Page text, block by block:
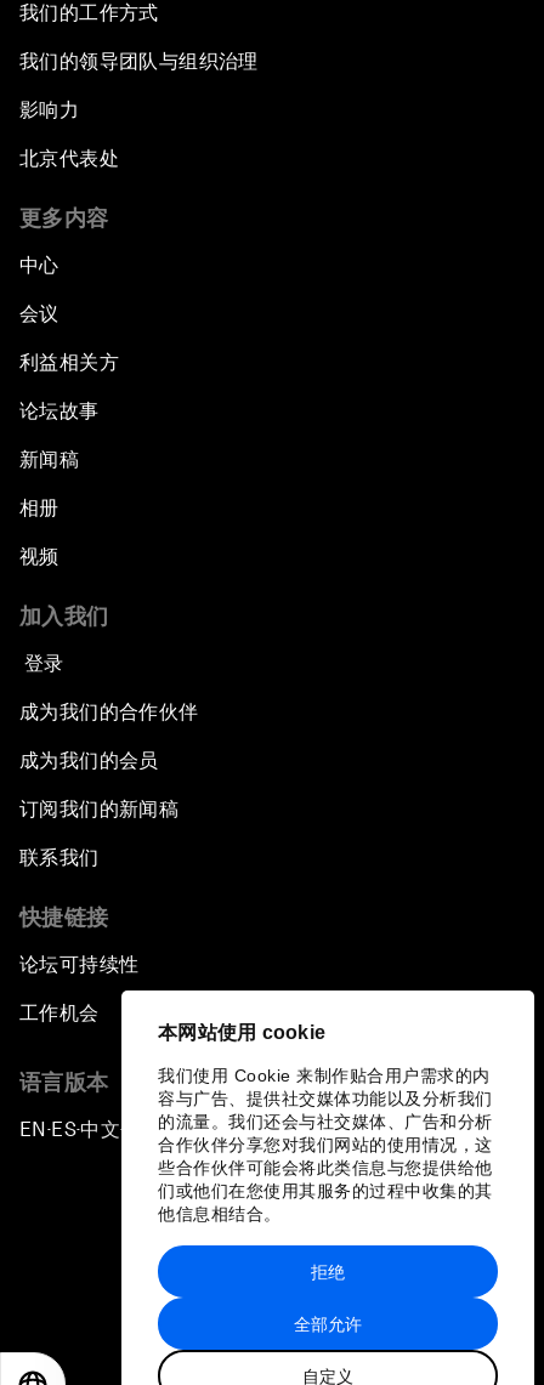
本网站使用 cookie
我们使用 Cookie 来制作贴合用户需求的内
容与广告、提供社交媒体功能以及分析我们
的流量。我们还会与社交媒体、广告和分析
合作伙伴分享您对我们网站的使用情况，这
些合作伙伴可能会将此类信息与您提供给他
们或他们在您使用其服务的过程中收集的其
他信息相结合。
全部允许
自定义
拒绝
我们的工作方式
我们的领导团队与组织治理
影响力
北京代表处
更多内容
中心
会议
利益相关方
论坛故事
新闻稿
相册
视频
加入我们
登录
成为我们的合作伙伴
成为我们的会员
订阅我们的新闻稿
联系我们
快捷链接
论坛可持续性
工作机会
语言版本
EN ▪ES▪中文▪ 日本語
站点地图